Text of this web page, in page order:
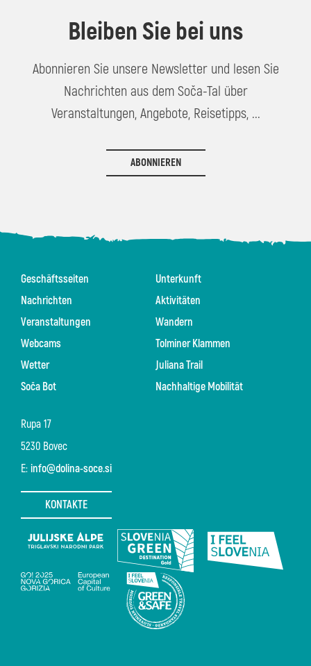
Bleiben Sie bei uns
Abonnieren Sie unsere Newsletter und lesen Sie
Nachrichten aus dem Soča-Tal über
Veranstaltungen, Angebote, Reisetipps, ...
ABONNIEREN
Rupa 17
5230 Bovec
E: info@dolina-soce.si
KONTAKTE
Geschäftsseiten
Nachrichten
Veranstaltungen
Webcams
Wetter
Soča Bot
Unterkunft
Aktivitäten
Wandern
Tolminer Klammen
Juliana Trail
Nachhaltige Mobilität